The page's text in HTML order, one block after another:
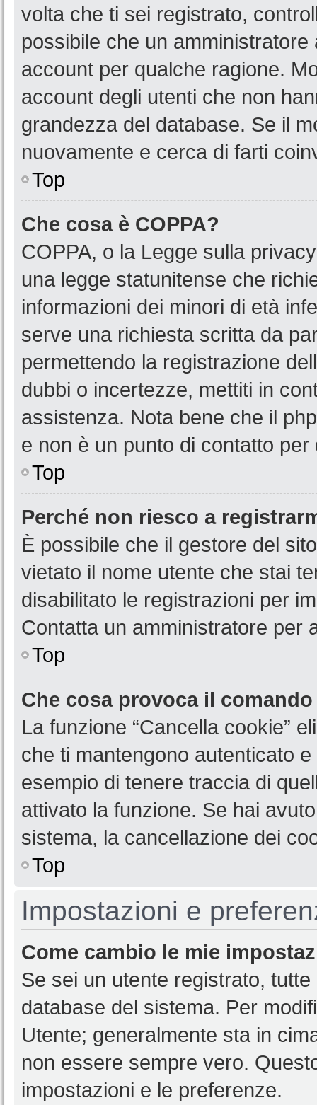
volta che ti sei registrato,
possibile che un
account per qualche ragione.
account degli utenti che non
grandezza del database. Se il
nuovamente e cerca di farti
Top
Che cosa è COPPA?
COPPA, o la Legge sulla
una legge statunitense che
informazioni dei minori di età
serve una richiesta scritta da
permettendo la registrazione
dubbi o incertezze, mettiti in
assistenza. Nota bene che il
e non è un punto di contatto
Top
Perché non riesco a
È possibile che il gestore del
vietato il nome utente che stai
disabilitato le registrazioni per
Contatta un amministratore per
Top
Che cosa provoca il
La funzione “Cancella cookie”
che ti mantengono autenticato
esempio di tenere traccia di
attivato la funzione. Se hai
sistema, la cancellazione dei
Top
Impostazioni e
Come cambio le mie
Se sei un utente registrato,
database del sistema. Per
Utente; generalmente sta in
non essere sempre vero.
impostazioni e le preferenze.